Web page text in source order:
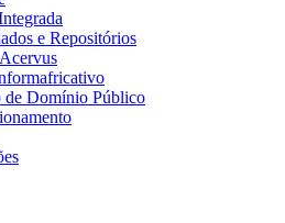
e Repositórios
de Domínio Público